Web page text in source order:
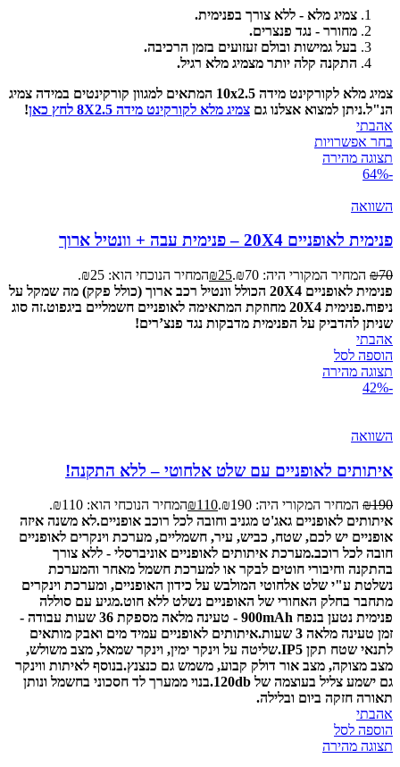
צמיג מלא - ללא צורך בפנימית.
מחורר - נגד פנצרים.
בעל גמישות ובולם זעזועים בזמן הרכיבה.
התקנה קלה יותר מצמיג מלא רגיל.
צמיג מלא לקורקינט מידה 10x2.5 המתאים למגוון קורקינטים במידה צמיג
הנ"ל.ניתן למצוא אצלנו גם צמיג מלא לקורקינט מידה 8X2.5 לחץ כאן
!
אהבתי
בחר אפשרויות
תצוגה מהירה
-64%
השוואה
פנימית לאופניים 20X4 – פנימית עבה + וונטיל ארוך
₪70 המחיר המקורי היה: ₪70. ₪25
המחיר הנוכחי הוא: ₪25.
פנימית לאופניים 20X4 הכולל וונטיל רכב ארוך (כולל פקק) מה שמקל על
ניפוח.פנימית 20X4 מחוזקת המתאימה לאופניים חשמליים ביגפוט.
זה סוג
שניתן להדביק על הפנימית מדבקות נגד פנצ’רים!
אהבתי
הוספה לסל
תצוגה מהירה
-42%
השוואה
איתותים לאופניים עם שלט אלחוטי – ללא התקנה!
₪190 המחיר המקורי היה: ₪190. ₪110
המחיר הנוכחי הוא: ₪110.
איתותים לאופניים גאג'ט מגניב וחובה לכל רוכב אופניים.לא משנה איזה
אופניים יש לכם, שטח, כביש, עיר, חשמליים, מערכת וינקרים לאופניים
חובה לכל רוכב.מערכת איתותים לאופניים אוניברסלי - ללא צורך
בהתקנה וחיבורי חוטים לבקר או למערכת חשמל מאחר והמערכת
נשלטת ע"י שלט אלחוטי המולבש על כידון האופניים, ומערכת וינקרים
מתחבר בחלק האחורי של האופניים נשלט ללא חוט.מגיע עם סוללה
פנימית נטען בנפח 900mAh - טעינה מלאה מספקת 36 שעות עבודה -
זמן טעינה מלאה 3 שעות.
איתותים לאופניים עמיד מים ואבק מותאים
לתנאי שטח תקן IP5.
שליטה על וינקר ימין, וינקר שמאל, מצב משולש,
מצב מצוקה, מצב אור דולק קבוע, משמש גם כנצנץ.בנוסף לאיתות ווינקר
גם ישמע צליל בעוצמה של 120db.
בנוי ממערך לד חסכוני בחשמל ונותן
תאורה חזקה ביום ובלילה.
אהבתי
הוספה לסל
תצוגה מהירה